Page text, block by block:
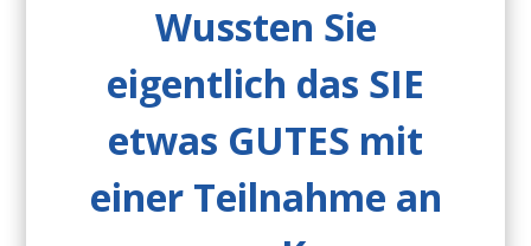
Wussten Sie
eigentlich das SIE
etwas GUTES mit
einer Teilnahme an